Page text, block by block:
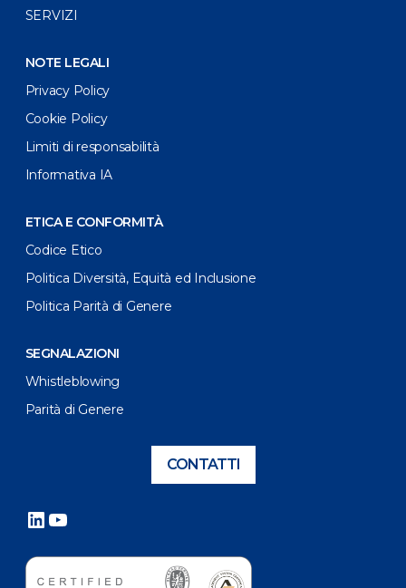
SERVIZI
NOTE LEGALI
Privacy Policy
Cookie Policy
Limiti di responsabilità
Informativa IA
ETICA E CONFORMITÀ
Codice Etico
Politica Diversità, Equità ed Inclusione
Politica Parità di Genere
SEGNALAZIONI
Whistleblowing
Parità di Genere
CONTATTI
LinkedIn
YouTube